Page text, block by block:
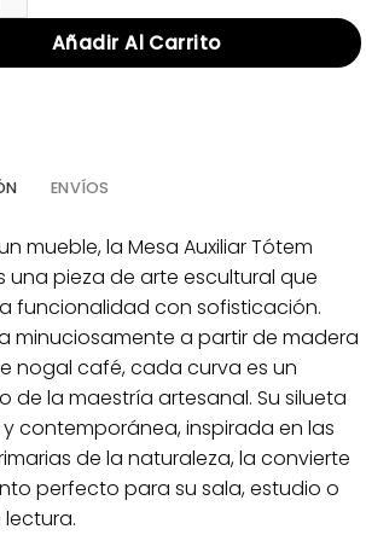
Añadir Al Carrito
ENVÍOS
mueble, la Mesa Auxiliar Tótem
una pieza de arte escultural que
funcionalidad con sofisticación.
minuciosamente a partir de madera
nogal café, cada curva es un
de la maestría artesanal. Su silueta
contemporánea, inspirada en las
de la naturaleza, la convierte
perfecto para su sala, estudio o